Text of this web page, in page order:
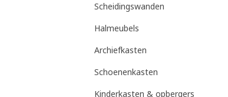
Scheidingswanden
Halmeubels
Archiefkasten
Schoenenkasten
Kinderkasten & opbergers